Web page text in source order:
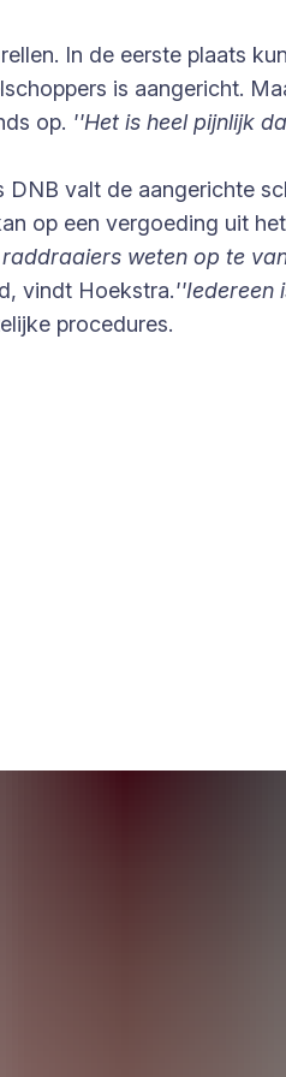
In de eerste plaats
is aangericht.
op. ''Het is heel pijnlijk
valt de aangerichte
op een vergoeding uit
weten op te
vindt Hoekstra.''Iedereen
procedures.